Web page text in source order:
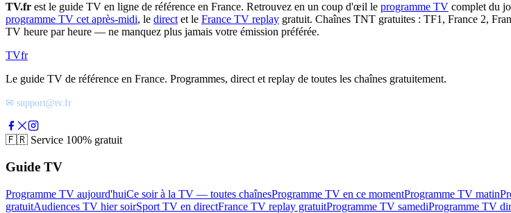
TV.fr est le guide TV en ligne de référence en France. Retrouvez en un coup d'œil le programme TV complet du
programme TV cet après-midi, le direct et le France TV replay gratuit. Chaînes TNT gratuites : TF1, France 2,
TV heure par heure — ne manquez plus jamais votre émission préférée.
TVfr
Le guide TV de référence en France. Programmes, direct et replay de toutes les chaînes gratuitement.
✉ support@tv.fr
🇫🇷 Service 100% gratuit
Guide TV
Programme TV aujourd'huiCe soir à la TV — toutes chaînesProgramme TV en ce momentProgramme TV matin
gratuitAudiences TV hier soirSport TV en directFrance TV replay gratuitProgramme TV samediProgramme TV